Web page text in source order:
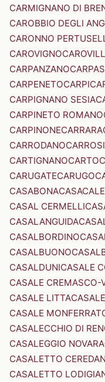
CARMIGNANO DI
CAROBBIO DEGLI
CARONNO
CAROVIGNO
CARPANZANO
CARPENETOCARPI
CARPIGNANO SESIA
CARPINETO ROMANO
CARPINONECARRARA
CARRODANO
CARTIGNANO
CARUGATECARUGO
CASABONA
CASAL CERMELLI
CASALANGUIDA
CASALBORDINO
CASALBUONO
CASALDUNICASALE
CASALE CREMASCO-
CASALE LITTA
CASALE
CASALECCHIO DI
CASALEGGIO NOVARA
CASALETTO
CASALETTO